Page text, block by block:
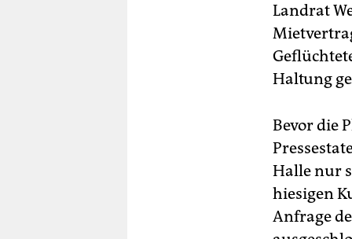
Landrat
Haltung
Bevor die
Halle nur
hiesigen
Anfrage